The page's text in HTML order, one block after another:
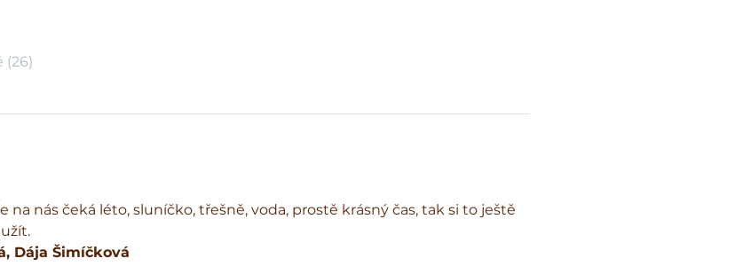
(26)
na nás čeká léto, sluníčko, třešně, voda, prostě krásný čas, tak si to ještě
pojďme  užít.
Dája Šimíčková